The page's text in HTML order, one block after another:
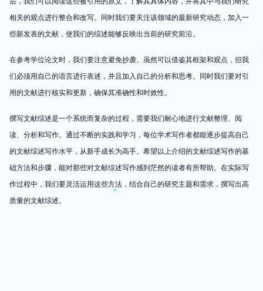
相关的观点进行整合和改写。同时我们要关注该领域的最新研究动态，加入一
些新发表的文献，使我们的综述能够反映出当前的研究前沿。
在参考学位论文时，我们要注意避免抄袭。虽然可以借鉴其框架和观点，但我
们必须用自己的语言进行表述，并且加入自己的分析和思考。同时我们要对引
用的文献进行核实和更新，确保其准确性和时效性。
撰写文献综述是一个系统而复杂的过程，需要我们耐心地进行文献整理、阅
读、分析和写作。通过不断的实践和学习，每位学术写作者都能逐步提高自己
的文献综述写作水平，从新手成长为高手。希望以上介绍的文献综述写作的基
础方法和步骤，能对那些对文献综述写作感到茫然的读者有所帮助。在实际写
作过程中，我们要灵活运用这些方法，结合自己的研究主题和需求，撰写出高
质量的文献综述。